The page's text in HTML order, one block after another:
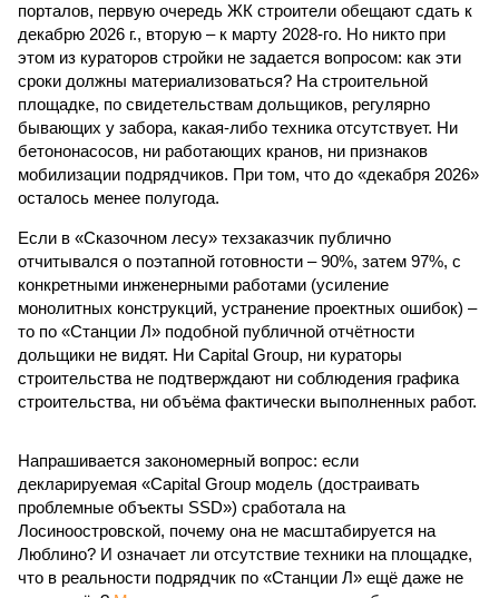
порталов, первую очередь ЖК строители обещают сдать к
декабрю 2026 г., вторую – к марту 2028-го. Но никто при
этом из кураторов стройки не задается вопросом: как эти
сроки должны материализоваться? На строительной
площадке, по свидетельствам дольщиков, регулярно
бывающих у забора, какая-либо техника отсутствует. Ни
бетононасосов, ни работающих кранов, ни признаков
мобилизации подрядчиков. При том, что до «декабря 2026»
осталось менее полугода.
Если в «Сказочном лесу» техзаказчик публично
отчитывался о поэтапной готовности – 90%, затем 97%, с
конкретными инженерными работами (усиление
монолитных конструкций, устранение проектных ошибок) –
то по «Станции Л» подобной публичной отчётности
дольщики не видят. Ни Capital Group, ни кураторы
строительства не подтверждают ни соблюдения графика
строительства, ни объёма фактически выполненных работ.
Напрашивается закономерный вопрос: если
декларируемая «Capital Group модель (достраивать
проблемные объекты SSD») сработала на
Лосиноостровской, почему она не масштабируется на
Люблино? И означает ли отсутствие техники на площадке,
что в реальности подрядчик по «Станции Л» ещё даже не